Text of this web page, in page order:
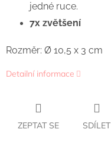
jedné ruce.
7x zvětšení
Rozměr: Ø 10,5 x 3 cm
Detailní informace
ZEPTAT SE SDÍLET